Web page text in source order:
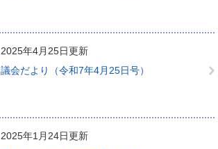
2025年4月25日更新
議会だより（令和7年4月25日号）
2025年1月24日更新